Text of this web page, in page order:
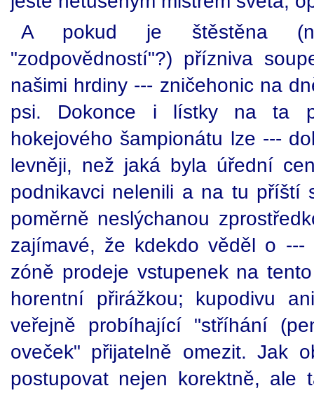
A pokud je štěstěna
"zodpovědností"?) přízniva
našimi hrdiny --- zničehonic na
psi. Dokonce i lístky na ta
hokejového šampionátu lze ---
levněji, než jaká byla úřední
podnikavci nelenili a na tu příští
poměrně neslýchanou
zajímavé, že kdekdo věděl o
zóně prodeje vstupenek na
horentní přirážkou; kupodivu
veřejně probíhající "stříhání
oveček" přijatelně omezit. Jak
postupovat nejen korektně,